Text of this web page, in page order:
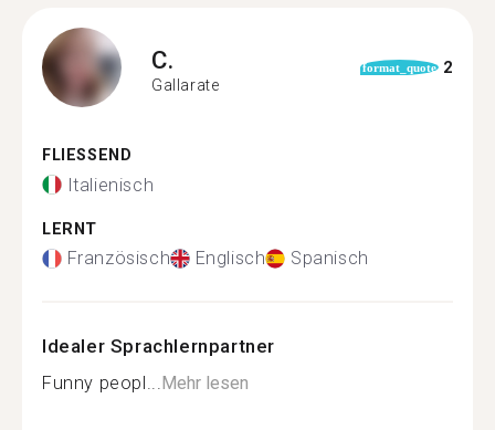
C.
Gallarate
format_quote 2
FLIESSEND
Italienisch
LERNT
Französisch Englisch Spanisch
Idealer Sprachlernpartner
Funny peopl...Mehr lesen